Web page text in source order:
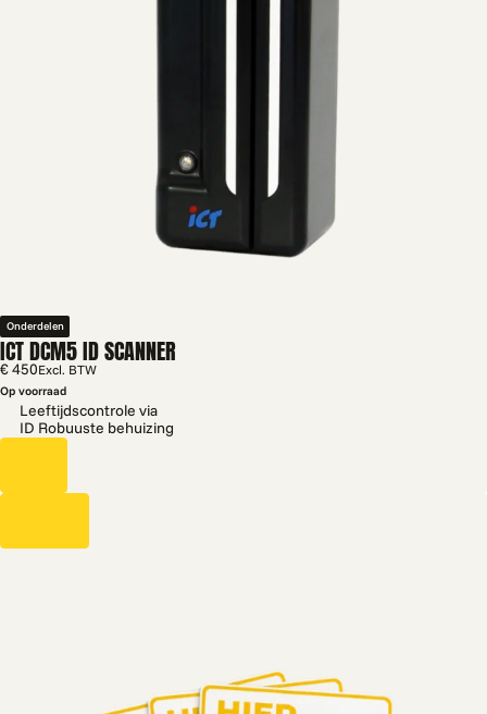
Onderdelen
ICT DCM5 ID SCANNER
€ 450Excl. BTW
Op voorraad
Leeftijdscontrole via
ID Robuuste behuizing